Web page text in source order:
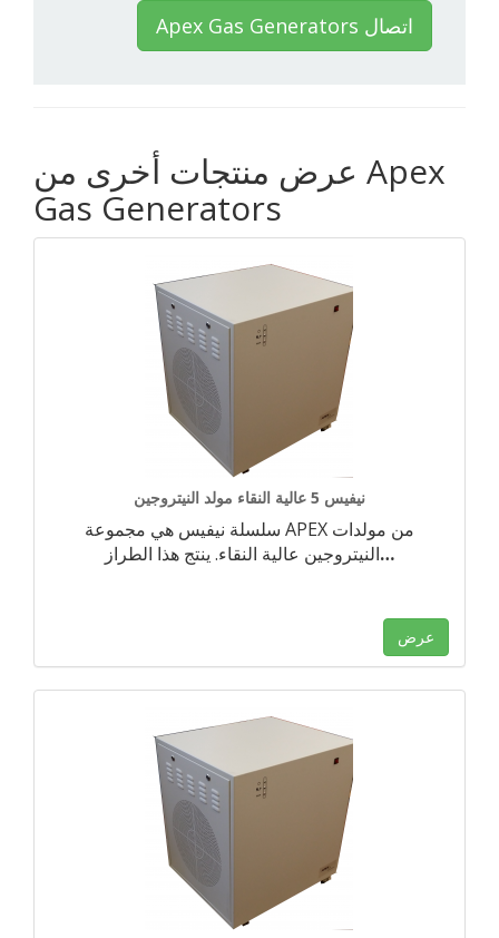
Apex Gas Generators اتصال
عرض منتجات أخرى من Apex
Gas Generators
نيفيس 5 عالية النقاء مولد النيتروجين
سلسلة نيفيس هي مجموعة APEX من مولدات
النيتروجين عالية النقاء. ينتج هذا الطراز…
عرض